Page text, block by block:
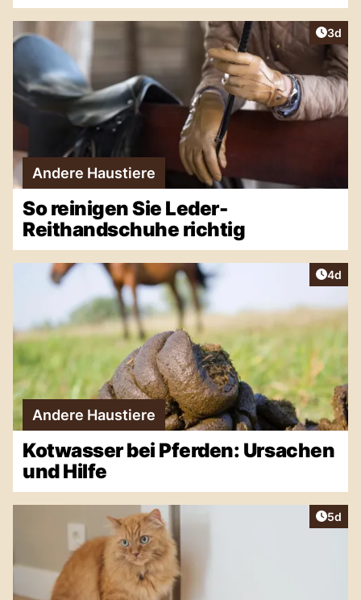
3d
Andere Haustiere
So reinigen Sie Leder-
Reithandschuhe richtig
4d
Andere Haustiere
Kotwasser bei Pferden: Ursachen
und Hilfe
5d